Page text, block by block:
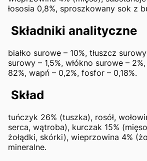
łososia 0,8%, sproszkowany sok z
Składniki analityczne
białko surowe – 10%, tłuszcz
surowy – 1,5%, włókno surowe –
82%, wapń – 0,2%, fosfor – 0,18%.
Skład
tuńczyk 26% (tuszka), rosół,
serca, wątroba), kurczak 15%
żołądki, skórki), wieprzowina 4%
mineralne.